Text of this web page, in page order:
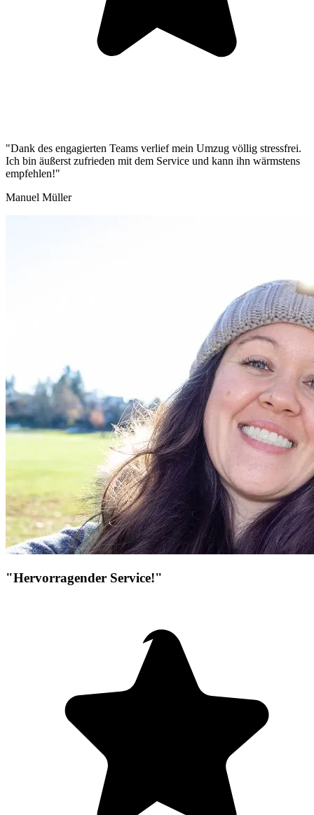
"Dank des engagierten Teams verlief mein Umzug völlig stressfrei.
Ich bin äußerst zufrieden mit dem Service und kann ihn wärmstens
empfehlen!"
Manuel Müller
"Hervorragender Service!"